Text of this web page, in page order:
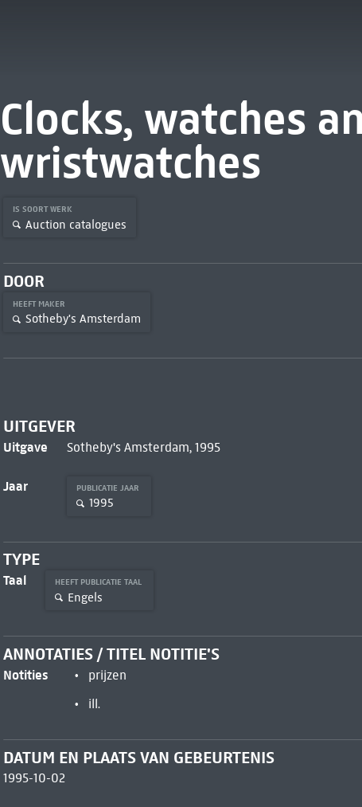
Clocks, watches
wristwatches
IS SOORT WERK
Auction catalogues
DOOR
HEEFT MAKER
Sotheby's Amsterdam
UITGEVER
Uitgave Sotheby's Amsterdam, 1995
Jaar PUBLICATIE JAAR
1995
TYPE
Taal HEEFT PUBLICATIE TAAL
Engels
ANNOTATIES / TITEL NOTITIE'S
Notities
prijzen
ill.
DATUM EN PLAATS VAN GEBEURTENIS
1995-10-02